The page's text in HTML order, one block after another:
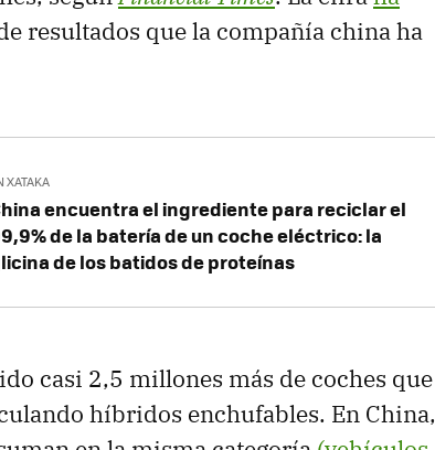
resultados que la compañía china ha
XATAKA
encuentra el ingrediente para reciclar el
de la batería de un coche eléctrico: la
de los batidos de proteínas
casi 2,5 millones más de coches que
híbridos enchufables. En China,